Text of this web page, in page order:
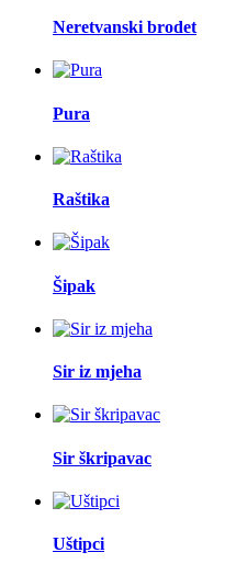
Neretvanski brodet
Pura
Raštika
Šipak
Sir iz mjeha
Sir škripavac
Uštipci